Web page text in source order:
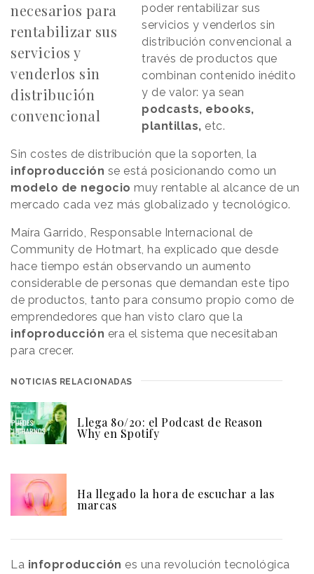
necesarios para
rentabilizar sus
servicios y
venderlos sin
distribución
convencional
poder rentabilizar sus
servicios y venderlos sin
distribución convencional a
través de productos que
combinan contenido inédito
y de valor: ya sean
podcasts, ebooks,
plantillas, etc.
Sin costes de distribución que la soporten, la
infoproducción se está posicionando como un
modelo de negocio muy rentable al alcance de un
mercado cada vez más globalizado y tecnológico.
Maíra Garrido, Responsable Internacional de
Community de Hotmart, ha explicado que desde
hace tiempo están observando un aumento
considerable de personas que demandan este tipo
de productos, tanto para consumo propio como de
emprendedores que han visto claro que la
infoproducción era el sistema que necesitaban
para crecer.
NOTICIAS RELACIONADAS
Llega 80/20: el Podcast de Reason
Why en Spotify
Ha llegado la hora de escuchar a las
marcas
La infoproducción es una revolución tecnológica